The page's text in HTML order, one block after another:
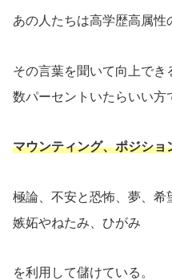
あの人たちは高学歴高属性
その言葉を聞いて向上でき
数パーセントいたらいい方
マウンティング、ポジショ
極論、不安と恐怖、夢、希
嫉妬やねたみ、ひがみ
を利用して儲けている。